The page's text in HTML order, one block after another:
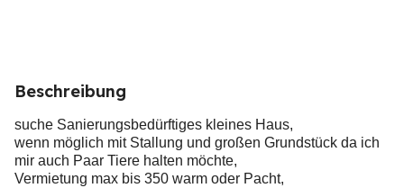
Beschreibung
suche Sanierungsbedürftiges kleines Haus,
wenn möglich mit Stallung und großen Grundstück da ich
mir auch Paar Tiere halten möchte,
Vermietung max bis 350 warm oder Pacht,